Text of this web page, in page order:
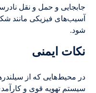
جابجایی و حمل و نقل
آسیب‌های فیزیکی مانند
شود.
نکات ایمنی
در محیط‌هایی که از
سیستم تهویه قوی و